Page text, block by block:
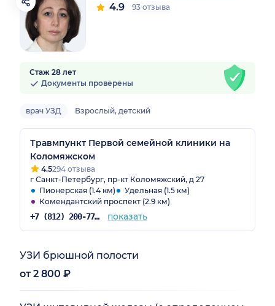
4.9 93 отзыва
Стаж 28 лет
Документы проверены
врач УЗД Взрослый, детский
Травмпункт Первой семейной клиники на
Коломяжском
4.5294 отзыва
г Санкт-Петербург, пр-кт Коломяжский, д 27
Пионерская (1.4 км)
Удельная (1.5 км)
Комендантский проспект (2.9 км)
+7 (812) 200-77-54 показать
УЗИ брюшной полости
от 2 800 ₽